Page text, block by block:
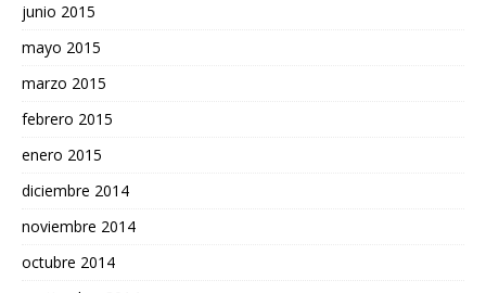
junio 2015
mayo 2015
marzo 2015
febrero 2015
enero 2015
diciembre 2014
noviembre 2014
octubre 2014